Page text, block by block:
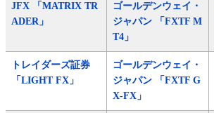
JFX 「MATRIX TR
ADER」
ゴールデンウェイ・
ジャパン 「FXTF M
T4」
トレイダーズ証券
「LIGHT FX」
ゴールデンウェイ・
ジャパン 「FXTF G
X-FX」